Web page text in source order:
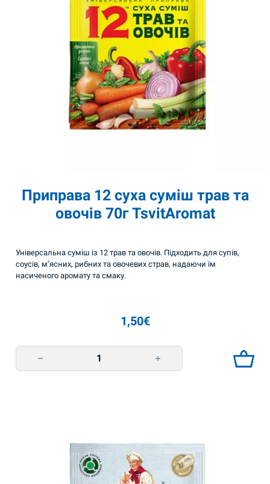
Приправа 12 суха суміш трав та
овочів 70г TsvitAromat
Універсальна суміш із 12 трав та овочів. Підходить для супів,
соусів, м’ясних, рибних та овочевих страв, надаючи їм
насиченого аромату та смаку.
1,50€
Приправа 12 суха суміш трав та овочів 70г TsvitAromat quantity